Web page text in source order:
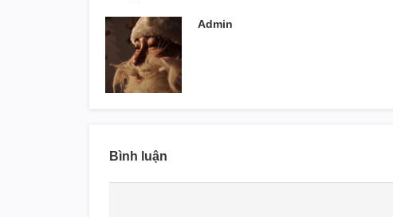
Admin
Bình luận